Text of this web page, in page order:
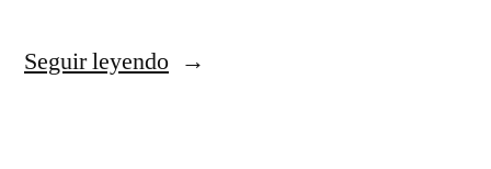
Seguir leyendo«¡las